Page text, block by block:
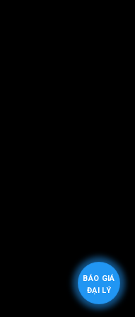
kiện đường sá
đảm bảo an
xe.
BÁO GIÁ
ĐẠI LÝ